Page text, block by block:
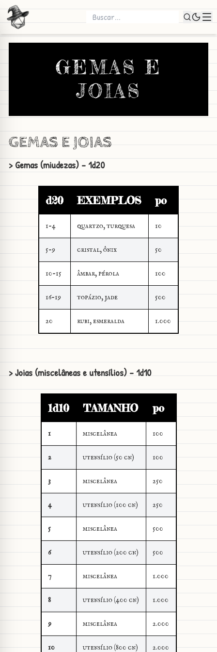
GEMAS E
JOIAS
GEMAS E JOIAS
> Gemas (miudezas) - 1d20
d20 EXEMPLOS po
1-4 quartzo, turquesa 10
5-9 cristal, ônix 50
10-15 âmbar, pérola 100
16-19 topázio, jade 500
20 rubi, esmeralda 1.000
> Joias (miscelâneas e utensílios) - 1d10
1d10 TAMANHO po
1 miscelânea 100
2 utensílio (50 cn) 100
3 miscelânea 250
4 utensílio (100 cn) 250
5 miscelânea 500
6 utensílio (200 cn) 500
7 miscelânea 1.000
8 utensílio (400 cn) 1.000
9 miscelânea 2.000
10 utensílio (800 cn) 2.000